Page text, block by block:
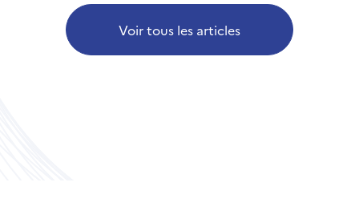
Voir tous les articles